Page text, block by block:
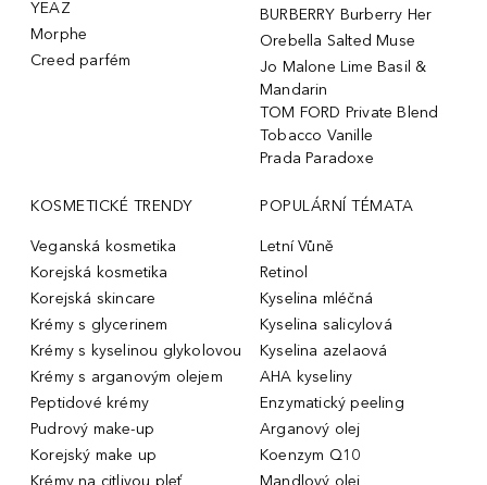
YEAZ
Morphe
Creed parfém
BURBERRY Burberry Her
Orebella Salted Muse
Jo Malone Lime Basil &
Mandarin
TOM FORD Private Blend
Tobacco Vanille
Prada Paradoxe
KOSMETICKÉ TRENDY
Veganská kosmetika
Korejská kosmetika
Korejská skincare
Krémy s glycerinem
Krémy s kyselinou glykolovou
Krémy s arganovým olejem
Peptidové krémy
Pudrový make-up
Korejský make up
Krémy na citlivou pleť
POPULÁRNÍ TÉMATA
Letní Vůně
Retinol
Kyselina mléčná
Kyselina salicylová
Kyselina azelaová
AHA kyseliny
Enzymatický peeling
Arganový olej
Koenzym Q10
Mandlový olej